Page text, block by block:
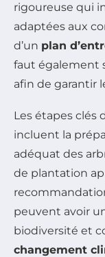
rigoureuse qui
adaptées aux
d’un plan
faut également
afin de garantir
Les étapes clés
incluent la
adéquat des
de plantation
peuvent avoir
biodiversité et
changement